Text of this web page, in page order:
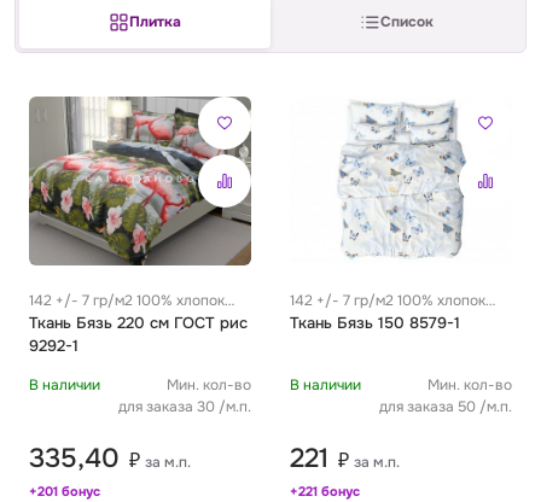
Плитка Список
142 +/- 7 гр/м2 100% хлопок
0.29 м
Ткань Бязь 220 см ГОСТ рис
9292-1
В наличии
Мин. кол-во
для заказа 30 /м.п.
335,40 ₽ за м.п.
+201 бонус
142 +/- 7 гр/м2 100% хлопок
0.29 м
Ткань Бязь 150 8579-1
В наличии
Мин. кол-во
для заказа 50 /м.п.
221 ₽ за м.п.
+221 бонус
Сатин
Сатин Глосс
Сатин Жаккард
Сатин Страйп
Сатин Твил
Сетка
Ситец
Тик
Тик наволочный
Тиси
ТиСи Твил
Трикотаж
Тюль
Фланель
Зеленый
Синий
Многоцветный
Детский
Праздничный
Еда
Город / архитектура
Морская тема
Космос
Техника / транспорт